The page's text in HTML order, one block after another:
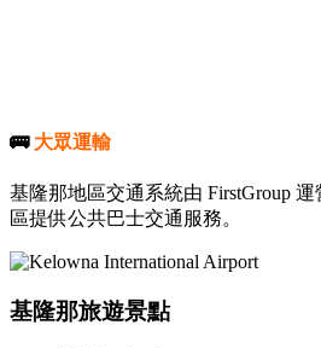
🚌 大眾運輸
基隆那地區交通系統由 FirstGroup
區提供公共巴士交通服務。
基隆那旅遊景點